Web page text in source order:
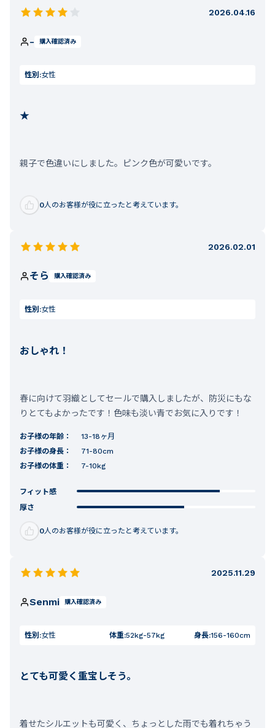
2026.04.16
- 購入確認済み
性別:女性
★
親子で色違いにしました。ピンク色が可愛いです。
0人のお客様が役に立ったと考えています。
2026.02.01
そら 購入確認済み
性別:女性
おしゃれ！
春に向けて羽織としてセールで購入しましたが、防災にもな
りとてもよかったです！色味も淡い青でお気に入りです！
お子様の年齢：
13-18ヶ月
お子様の身長：
71-80cm
お子様の体重：
7-10kg
フィット感
厚さ
0人のお客様が役に立ったと考えています。
2025.11.29
Senmi 購入確認済み
性別:女性 体重:52kg-57kg 身長:156-160cm
とても可愛く重宝しそう。
着せたシルエットも可愛く、ちょっとした雨でも着れちゃう